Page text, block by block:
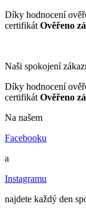
Díky hodnocení
certifikát Ověřeno
Naši spokojení
Díky hodnocení
certifikát Ověřeno
Na našem
Facebooku
a
Instagramu
najdete každý den